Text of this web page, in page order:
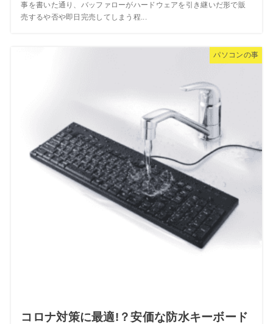
事を書いた通り、バッファローがハードウェアを引き継いだ形で販
売するや否や即日完売してしまう程...
パソコンの事
コロナ対策に最適!？安価な防水キーボード